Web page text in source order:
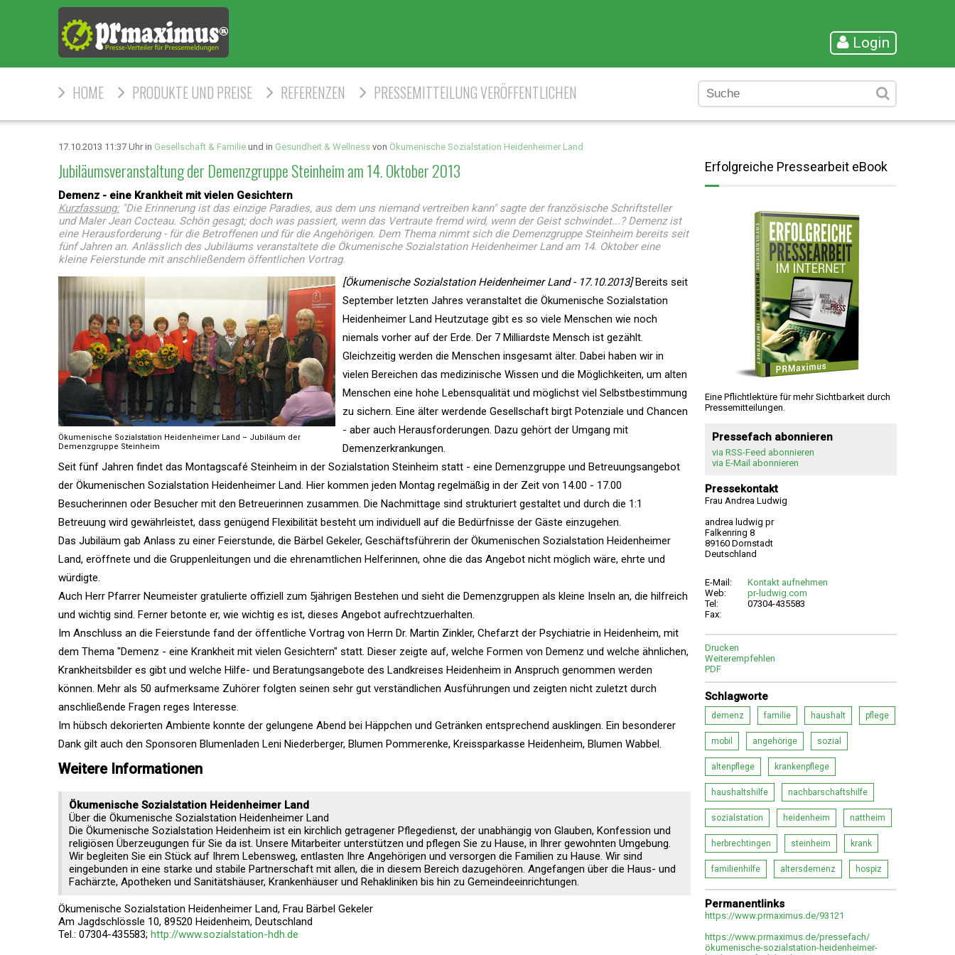
Login
HOME PRODUKTE UND PREISE REFERENZEN PRESSEMITTEILUNG VERÖFFENTLICHEN
17.10.2013 11:37 Uhr in Gesellschaft & Familie und in Gesundheit & Wellness von Ökumenische Sozialstation Heidenheimer Land
Jubiläumsveranstaltung der Demenzgruppe Steinheim am 14. Oktober 2013
Demenz - eine Krankheit mit vielen Gesichtern
Kurzfassung:"Die Erinnerung ist das einzige Paradies, aus dem uns niemand vertreiben kann" sagte der französische Schriftsteller
und Maler Jean Cocteau. Schön gesagt; doch was passiert, wenn das Vertraute fremd wird, wenn der Geist schwindet...? Demenz ist
eine Herausforderung - für die Betroffenen und für die Angehörigen. Dem Thema nimmt sich die Demenzgruppe Steinheim bereits seit
fünf Jahren an. Anlässlich des Jubiläums veranstaltete die Ökumenische Sozialstation Heidenheimer Land am 14. Oktober eine
kleine Feierstunde mit anschließendem öffentlichen Vortrag.
Ökumenische Sozialstation Heidenheimer Land – Jubiläum der
Demenzgruppe Steinheim
[Ökumenische Sozialstation Heidenheimer Land - 17.10.2013]Bereits seit
September letzten Jahres veranstaltet die Ökumenische Sozialstation
Heidenheimer Land Heutzutage gibt es so viele Menschen wie noch
niemals vorher auf der Erde. Der 7 Milliardste Mensch ist gezählt.
Gleichzeitig werden die Menschen insgesamt älter. Dabei haben wir in
vielen Bereichen das medizinische Wissen und die Möglichkeiten, um alten
Menschen eine hohe Lebensqualität und möglichst viel Selbstbestimmung
zu sichern. Eine älter werdende Gesellschaft birgt Potenziale und Chancen
- aber auch Herausforderungen. Dazu gehört der Umgang mit
Demenzerkrankungen.
Seit fünf Jahren findet das Montagscafé Steinheim in der Sozialstation Steinheim statt - eine Demenzgruppe und Betreuungsangebot
der Ökumenischen Sozialstation Heidenheimer Land. Hier kommen jeden Montag regelmäßig in der Zeit von 14.00 - 17.00
Besucherinnen oder Besucher mit den Betreuerinnen zusammen. Die Nachmittage sind strukturiert gestaltet und durch die 1:1
Betreuung wird gewährleistet, dass genügend Flexibilität besteht um individuell auf die Bedürfnisse der Gäste einzugehen.
Das Jubiläum gab Anlass zu einer Feierstunde, die Bärbel Gekeler, Geschäftsführerin der Ökumenischen Sozialstation Heidenheimer
Land, eröffnete und die Gruppenleitungen und die ehrenamtlichen Helferinnen, ohne die das Angebot nicht möglich wäre, ehrte und
würdigte.
Auch Herr Pfarrer Neumeister gratulierte offiziell zum 5jährigen Bestehen und sieht die Demenzgruppen als kleine Inseln an, die hilfreich
und wichtig sind. Ferner betonte er, wie wichtig es ist, dieses Angebot aufrechtzuerhalten.
Im Anschluss an die Feierstunde fand der öffentliche Vortrag von Herrn Dr. Martin Zinkler, Chefarzt der Psychiatrie in Heidenheim, mit
dem Thema "Demenz - eine Krankheit mit vielen Gesichtern" statt. Dieser zeigte auf, welche Formen von Demenz und welche ähnlichen,
Krankheitsbilder es gibt und welche Hilfe- und Beratungsangebote des Landkreises Heidenheim in Anspruch genommen werden
können. Mehr als 50 aufmerksame Zuhörer folgten seinen sehr gut verständlichen Ausführungen und zeigten nicht zuletzt durch
anschließende Fragen reges Interesse.
Im hübsch dekorierten Ambiente konnte der gelungene Abend bei Häppchen und Getränken entsprechend ausklingen. Ein besonderer
Dank gilt auch den Sponsoren Blumenladen Leni Niederberger, Blumen Pommerenke, Kreissparkasse Heidenheim, Blumen Wabbel.
Weitere Informationen
Ökumenische Sozialstation Heidenheimer Land
Über die Ökumenische Sozialstation Heidenheimer Land
Die Ökumenische Sozialstation Heidenheim ist ein kirchlich getragener Pflegedienst, der unabhängig von Glauben, Konfession und
religiösen Überzeugungen für Sie da ist. Unsere Mitarbeiter unterstützen und pflegen Sie zu Hause, in Ihrer gewohnten Umgebung.
Wir begleiten Sie ein Stück auf Ihrem Lebensweg, entlasten Ihre Angehörigen und versorgen die Familien zu Hause. Wir sind
eingebunden in eine starke und stabile Partnerschaft mit allen, die in diesem Bereich dazugehören. Angefangen über die Haus- und
Fachärzte, Apotheken und Sanitätshäuser, Krankenhäuser und Rehakliniken bis hin zu Gemeindeeinrichtungen.
Ökumenische Sozialstation Heidenheimer Land, Frau Bärbel Gekeler
Am Jagdschlössle 10, 89520 Heidenheim, Deutschland
Tel.: 07304-435583; http://www.sozialstation-hdh.de
Erfolgreiche Pressearbeit eBook
Eine Pflichtlektüre für mehr Sichtbarkeit durch
Pressemitteilungen.
Pressefach abonnieren
via RSS-Feed abonnieren
via E-Mail abonnieren
Pressekontakt
Frau Andrea Ludwig
andrea ludwig pr
Falkenring 8
89160 Dornstadt
Deutschland
E-Mail:
Kontakt aufnehmen
Web:
pr-ludwig.com
Tel:
07304-435583
Fax:
Drucken
Weiterempfehlen
PDF
Schlagworte
demenz familie haushalt pflege
mobil angehörige sozial
altenpflege krankenpflege
haushaltshilfe nachbarschaftshilfe
sozialstation heidenheim nattheim
herbrechtingen steinheim krank
familienhilfe altersdemenz hospiz
Permanentlinks
https://www.prmaximus.de/93121
https://www.prmaximus.de/pressefach/
ökumenische-sozialstation-heidenheimer-